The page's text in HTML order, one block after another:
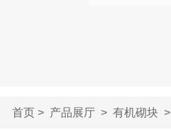
首页> 产品展厅> 有机砌块>